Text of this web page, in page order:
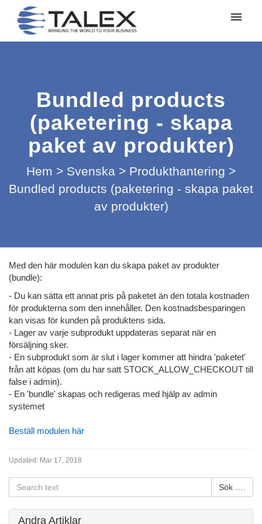
Logga inBundled products
(paketering - skapa
paket av produkter)
Hem > Svenska > Produkthantering >
Bundled products (paketering - skapa paket
av produkter)
Med den här modulen kan du skapa paket av produkter
(bundle):
- Du kan sätta ett annat pris på paketet än den totala kostnaden
för produkterna som den innehåller. Den kostnadsbesparingen
kan visas för kunden på produktens sida.
- Lager av varje subprodukt uppdateras separat när en
försäljning sker.
- En subprodukt som är slut i lager kommer att hindra 'paketet'
från att köpas (om du har satt STOCK_ALLOW_CHECKOUT till
false i admin).
- En 'bundle' skapas och redigeras med hjälp av admin
systemet
Beställ modulen här
Updated: Mar 17, 2018
Andra Artiklar